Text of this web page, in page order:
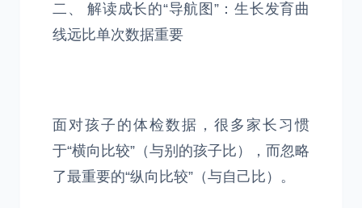
二、 解读成长的“导航图”：生长发育曲
线远比单次数据重要
面对孩子的体检数据，很多家长习惯
于“横向比较”（与别的孩子比），而忽略
了最重要的“纵向比较”（与自己比）。